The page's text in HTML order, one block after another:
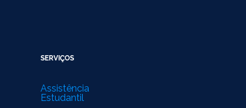
SERVIÇOS
Assistência
Estudantil